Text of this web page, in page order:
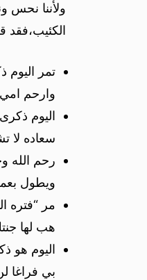
ولأننا نحس
الكئيب،فقد
تمر
وارحم امي
اليوم
سعاده لا
رحم الله
ويطول
مر “فتره
هب لها
اليوم هو
بي فراغا